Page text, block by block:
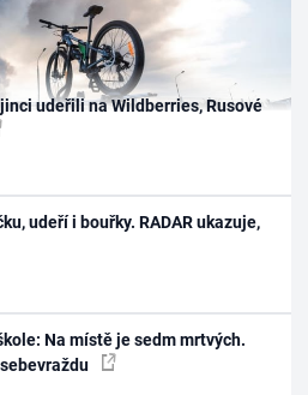
udeřili na Wildberries, Rusové
udeří i bouřky. RADAR ukazuje,
Na místě je sedm mrtvých.